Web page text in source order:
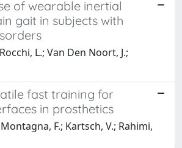
of wearable inertial
gait in subjects with
L.; Van Den Noort, J.;
fast training for
in prosthetics
F.; Kartsch, V.; Rahimi,